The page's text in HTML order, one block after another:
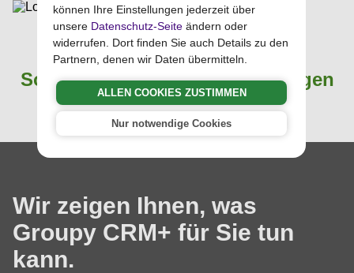
Groupy CRM+
Software für soziale Einrichtungen
Wir zeigen Ihnen, was
Groupy CRM+ für Sie tun
kann.
können Ihre Einstellungen jederzeit über
unsere Datenschutz-Seite ändern oder
widerrufen. Dort finden Sie auch Details zu den
Partnern, denen wir Daten übermitteln.
ALLEN COOKIES ZUSTIMMEN
Nur notwendige Cookies